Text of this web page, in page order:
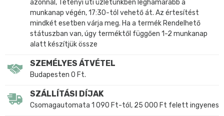
azonnal, Tétényi úti üzletünkben leghamarabb a
munkanap végén, 17:30-tól vehető át. Az értesítést
mindkét esetben várja meg. Ha a termék Rendelhető
státuszban van, úgy terméktől függően 1-2 munkanap
alatt készítjük össze
SZEMÉLYES ÁTVÉTEL
Budapesten 0 Ft.
SZÁLLÍTÁSI DÍJAK
Csomagautomata 1 090 Ft-tól, 25 000 Ft felett ingyenes